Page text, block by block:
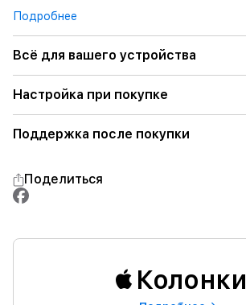
Подробнее
Всё для вашего устройства
Настройка при покупке
Поддержка после покупки
Поделиться
Колонки